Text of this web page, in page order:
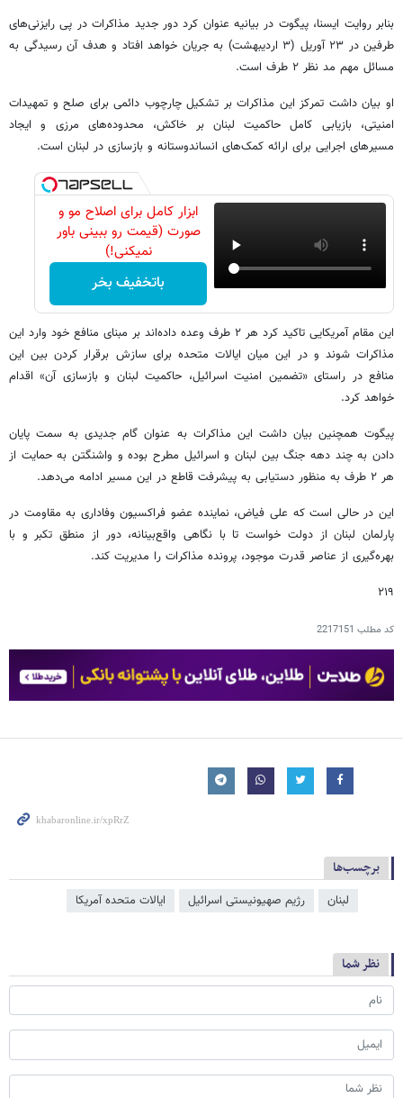
بنابر روایت ایسنا، پیگوت در بیانیه عنوان کرد دور جدید مذاکرات در پی رایزنی‌های
طرفین در ۲۳ آوریل (۳ اردیبهشت) به جریان خواهد افتاد و هدف آن رسیدگی به
مسائل مهم مد نظر ۲ طرف است.
او بیان داشت تمرکز این مذاکرات بر تشکیل چارچوب دائمی برای صلح و تمهیدات
امنیتی، بازیابی کامل حاکمیت لبنان بر خاکش، محدوده‌های مرزی و ایجاد
مسیرهای اجرایی برای ارائه کمک‌های انساندوستانه و بازسازی در لبنان است.
ابزار کامل برای اصلاح مو و
صورت (قیمت رو ببینی باور
نمیکنی!)
باتخفیف بخر
این مقام آمریکایی تاکید کرد هر ۲ طرف وعده داده‌اند بر مبنای منافع خود وارد این
مذاکرات شوند و در این میان ایالات متحده برای سازش برقرار کردن بین این
منافع در راستای «تضمین امنیت اسرائیل، حاکمیت لبنان و بازسازی آن» اقدام
خواهد کرد.
پیگوت همچنین بیان داشت این مذاکرات به عنوان گام جدیدی به سمت پایان
دادن به چند دهه جنگ بین لبنان و اسرائیل مطرح بوده و واشنگتن به حمایت از
هر ۲ طرف به منظور دستیابی به پیشرفت قاطع در این مسیر ادامه می‌دهد.
این در حالی است که علی فیاض، نماینده عضو فراکسیون وفاداری به مقاومت در
پارلمان لبنان از دولت خواست تا با نگاهی واقع‌بینانه، دور از منطق تکبر و با
بهره‌گیری از عناصر قدرت موجود، پرونده مذاکرات را مدیریت کند.
۲۱۹
کد مطلب 2217151
برچسب‌ها
لبنان رژیم صهیونیستی اسرائیل ایالات متحده آمریکا
نظر شما